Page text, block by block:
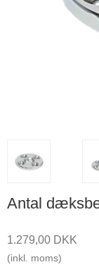
Antal
1.279,00 DKK
(inkl. moms)